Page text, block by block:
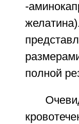
-
полной